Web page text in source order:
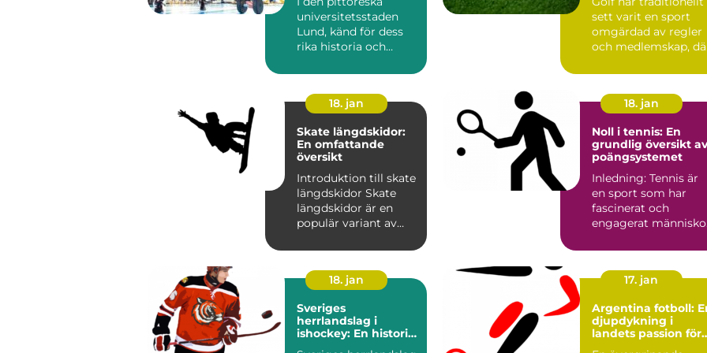
universitetsstaden
Lund, känd för dess
rika historia och
sett varit en sport
omgärdad av regler
och medlemskap,
18. jan
Skate längdskidor:
En omfattande
översikt
Introduktion till skate
längdskidor Skate
längdskidor är en
populär variant av
anvä...
18. jan
Noll i tennis: En
grundlig översikt av
poängsystemet
Inledning: Tennis är
en sport som har
fascinerat och
engagerat
de me...
18. jan
Sveriges
herrlandslag i
ishockey: En historia
17. jan
Argentina fotboll:
djupdykning i
landets passion för